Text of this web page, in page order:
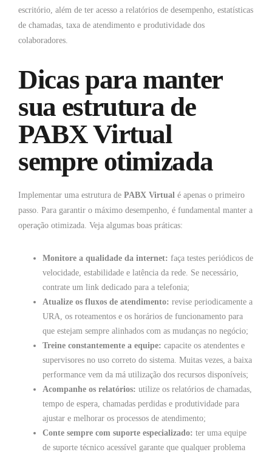
escritório, além de ter acesso a relatórios de desempenho, estatísticas
de chamadas, taxa de atendimento e produtividade dos
colaboradores.
Dicas para manter
sua estrutura de
PABX Virtual
sempre otimizada
Implementar uma estrutura de PABX Virtual é apenas o primeiro
passo. Para garantir o máximo desempenho, é fundamental manter a
operação otimizada. Veja algumas boas práticas:
Monitore a qualidade da internet: faça testes periódicos de
velocidade, estabilidade e latência da rede. Se necessário,
contrate um link dedicado para a telefonia;
Atualize os fluxos de atendimento: revise periodicamente a
URA, os roteamentos e os horários de funcionamento para
que estejam sempre alinhados com as mudanças no negócio;
Treine constantemente a equipe: capacite os atendentes e
supervisores no uso correto do sistema. Muitas vezes, a baixa
performance vem da má utilização dos recursos disponíveis;
Acompanhe os relatórios: utilize os relatórios de chamadas,
tempo de espera, chamadas perdidas e produtividade para
ajustar e melhorar os processos de atendimento;
Conte sempre com suporte especializado: ter uma equipe
de suporte técnico acessível garante que qualquer problema